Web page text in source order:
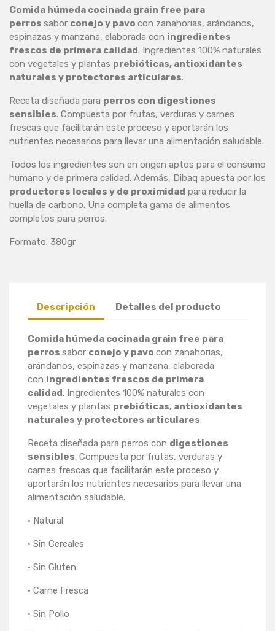
Comida húmeda cocinada grain free para
perros sabor conejo y pavo con zanahorias, arándanos,
espinazas y manzana, elaborada con ingredientes
frescos de primera calidad. Ingredientes 100% naturales
con vegetales y plantas prebióticas, antioxidantes
naturales y protectores articulares.
Receta diseñada para perros con digestiones
sensibles. Compuesta por frutas, verduras y carnes
frescas que facilitarán este proceso y aportarán los
nutrientes necesarios para llevar una alimentación saludable.
Todos los ingredientes son en origen aptos para el consumo
humano y de primera calidad. Además, Dibaq apuesta por los
productores locales y de proximidad para reducir la
huella de carbono. Una completa gama de alimentos
completos para perros.
Formato: 380gr
Descripción Detalles del producto
Comida húmeda cocinada grain free para
perros sabor conejo y pavo con zanahorias,
arándanos, espinazas y manzana, elaborada
con ingredientes frescos de primera
calidad. Ingredientes 100% naturales con
vegetales y plantas prebióticas, antioxidantes
naturales y protectores articulares.
Receta diseñada para perros con digestiones
sensibles. Compuesta por frutas, verduras y
carnes frescas que facilitarán este proceso y
aportarán los nutrientes necesarios para llevar una
alimentación saludable.
· Natural
· Sin Cereales
· Sin Gluten
· Carne Fresca
· Sin Pollo